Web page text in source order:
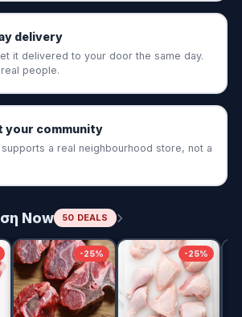
delivery
it delivered to your door the same day.
people.
your community
a real neighbourhood store, not a
Now 50 DEALS
-25% -25%